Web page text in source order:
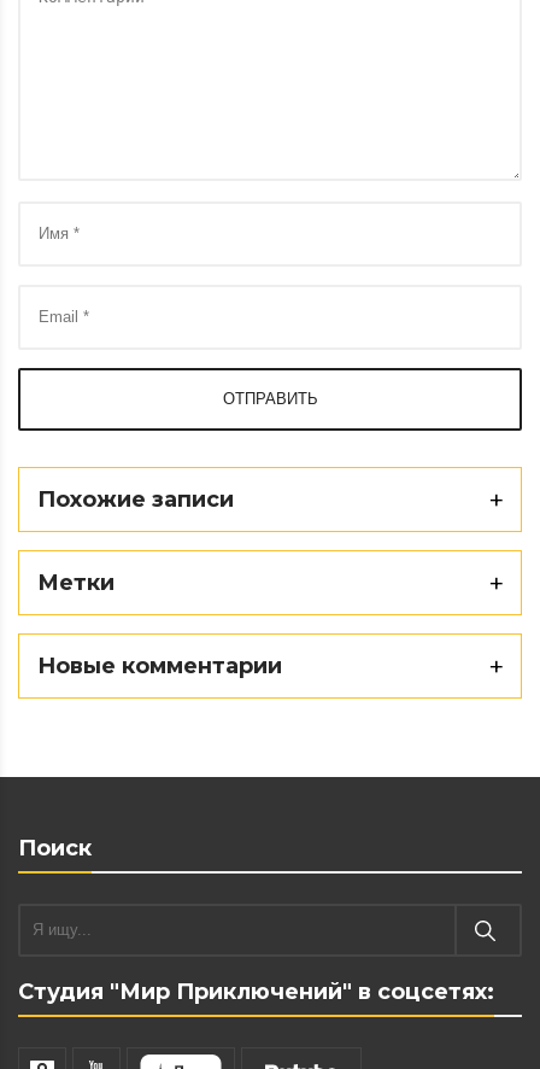
Похожие записи
ОТПРАВИТЬ
Метки
Новые комментарии
Студия "Мир Приключений" в соцсетях:
Поиск